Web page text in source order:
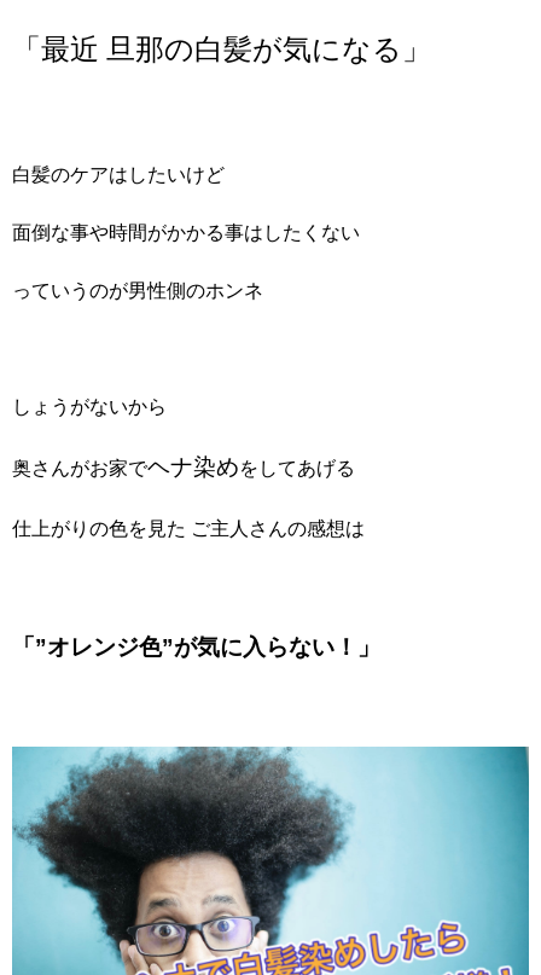
「最近 旦那の白髪が気になる」
白髪のケアはしたいけど
面倒な事や時間がかかる事はしたくない
っていうのが男性側のホンネ
しょうがないから
奥さんがお家でヘナ染めをしてあげる
仕上がりの色を見た ご主人さんの感想は
「”オレンジ色”が気に入らない！」